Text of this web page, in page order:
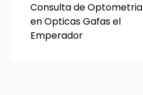
Consulta de Optometria
en Opticas Gafas el
Emperador